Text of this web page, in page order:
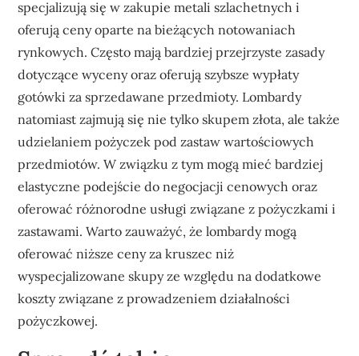
specjalizują się w zakupie metali szlachetnych i
oferują ceny oparte na bieżących notowaniach
rynkowych. Często mają bardziej przejrzyste zasady
dotyczące wyceny oraz oferują szybsze wypłaty
gotówki za sprzedawane przedmioty. Lombardy
natomiast zajmują się nie tylko skupem złota, ale także
udzielaniem pożyczek pod zastaw wartościowych
przedmiotów. W związku z tym mogą mieć bardziej
elastyczne podejście do negocjacji cenowych oraz
oferować różnorodne usługi związane z pożyczkami i
zastawami. Warto zauważyć, że lombardy mogą
oferować niższe ceny za kruszec niż
wyspecjalizowane skupy ze względu na dodatkowe
koszty związane z prowadzeniem działalności
pożyczkowej.